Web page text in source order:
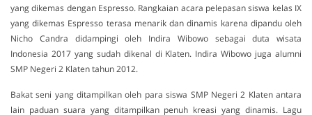
yang dikemas dengan Espresso. Rangkaian acara pelepasan siswa kelas IX
yang dikemas Espresso terasa menarik dan dinamis karena dipandu oleh
Nicho Candra didampingi oleh Indira Wibowo sebagai duta wisata
Indonesia 2017 yang sudah dikenal di Klaten. Indira Wibowo juga alumni
SMP Negeri 2 Klaten tahun 2012.
Bakat seni yang ditampilkan oleh para siswa SMP Negeri 2 Klaten antara
lain paduan suara yang ditampilkan penuh kreasi yang dinamis. Lagu